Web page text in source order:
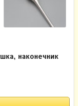
наконечник